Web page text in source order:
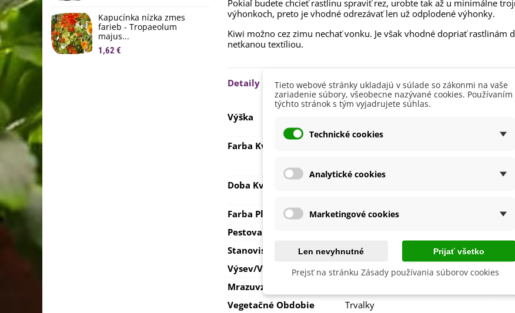
Kapucínka nízka zmes
farieb - Tropaeolum
majus...
1,62 €
4,08 €
Pokiaľ budete chcieť rastlinu spraviť rez, urobte tak až u minimálne
výhonkoch, preto je vhodné odrezávať len už odplodené výhonky.
Kiwi možno cez zimu nechať vonku. Je však vhodné dopriať
netkanou textíliou.
Detaily produktu
Výška
Farba Kvetu
Doba Kvitnutia
Farba Plodu
Hnedá
Pestovanie
Stanovisko
Slnečné
Výsev/výsadba
Celoročne
Mrazuvzdornosť
Vegetačné Obdobie
Trvalky
Tieto webové stránky ukladajú v súlade so zákonmi na vaše
zariadenie súbory, všeobecne nazývané cookies. Používaním
týchto stránok s tým vyjadrujete súhlas.
Technické cookies
Analytické cookies
Marketingové cookies
Len nevyhnutné Prijať všetko
Prejsť na stránku Zásady používania súborov cookies